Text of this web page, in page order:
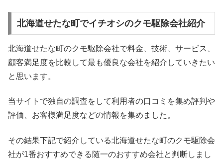
北海道せたな町でイチオシのクモ駆除会社紹介
北海道せたな町のクモ駆除会社で料金、技術、サービス、
顧客満足度を比較して最も優良な会社を紹介していきたい
と思います。
当サイトで独自の調査をして利用者の口コミを集め評判や
評価、お客様満足度などの情報を集めました。
その結果下記で紹介している北海道せたな町のクモ駆除会
社が1番おすすめできる随一のおすすめ会社と判断しまし